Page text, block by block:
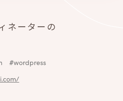
ネーターの
#wordpress